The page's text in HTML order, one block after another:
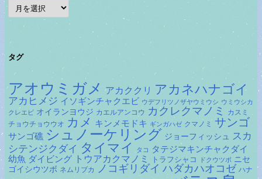
ア
ー
カ
タグ
アオウミガメ アカククリ アカネハナゴイ
アカヒメジ イソギンチャクエビ ウデフリツノザヤウミウシ ウミウシカ
クレエビ オイランヨウジ カエルアンコウ カクレクマノミ
カスミ
チョウチョウウオ カメ キンメモドキ ギンガハゼ クマノミ サンゴ
サンゴ礁 シュノーケリング ジョーフィッシュ スカ
シテンジクダイ タイマイ タコ
タテジマキンチャクダイ
幼魚 ダイビング トウアカクマノミ トラフシャコ ドクウツボ ニセ
ゴイシウツボ ネムリブカ ノコギリダイ ハダカハオコゼ ハナ